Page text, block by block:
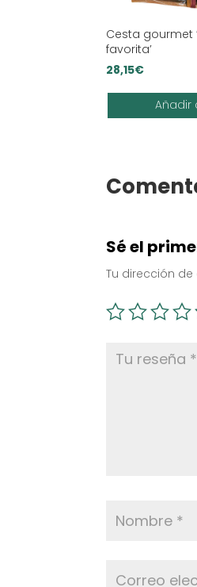
Cesta gourmet
favorita’
28,15€
Añadir
Sé el
Tu dirección